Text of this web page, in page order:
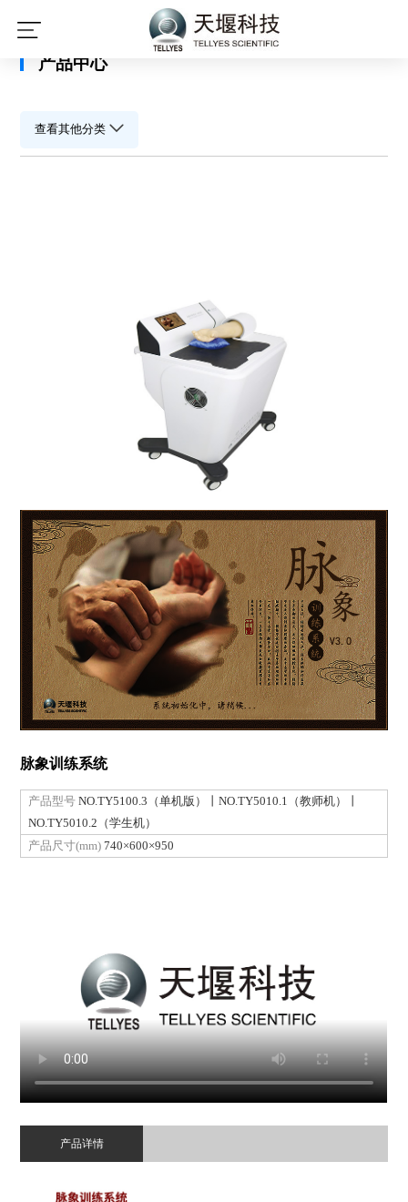
产品中心
查看其他分类
脉象训练系统
产品型号 NO.TY5100.3（单机版）丨NO.TY5010.1（教师机）丨
NO.TY5010.2（学生机）
产品尺寸(mm) 740×600×950
产品详情